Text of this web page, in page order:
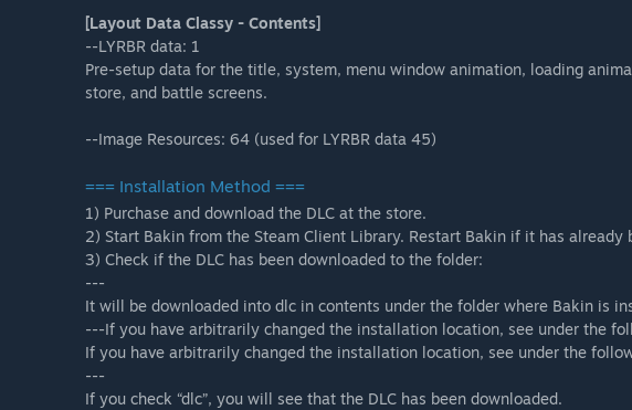
[Layout Data Classy - Contents]
--LYRBR data: 1
Pre-setup data for the title, system, menu window animation, loading
store, and battle screens.
--Image Resources: 64 (used for LYRBR data 45)
=== Installation Method ===
1) Purchase and download the DLC at the store.
2) Start Bakin from the Steam Client Library. Restart Bakin if it has already
3) Check if the DLC has been downloaded to the folder:
---
It will be downloaded into dlc in contents under the folder where Bakin is
---If you have arbitrarily changed the installation location, see under the
If you have arbitrarily changed the installation location, see under the
---
If you check “dlc”, you will see that the DLC has been downloaded.